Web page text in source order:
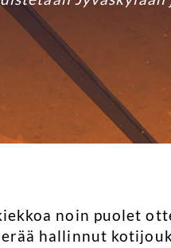
noin puolet
hallinnut